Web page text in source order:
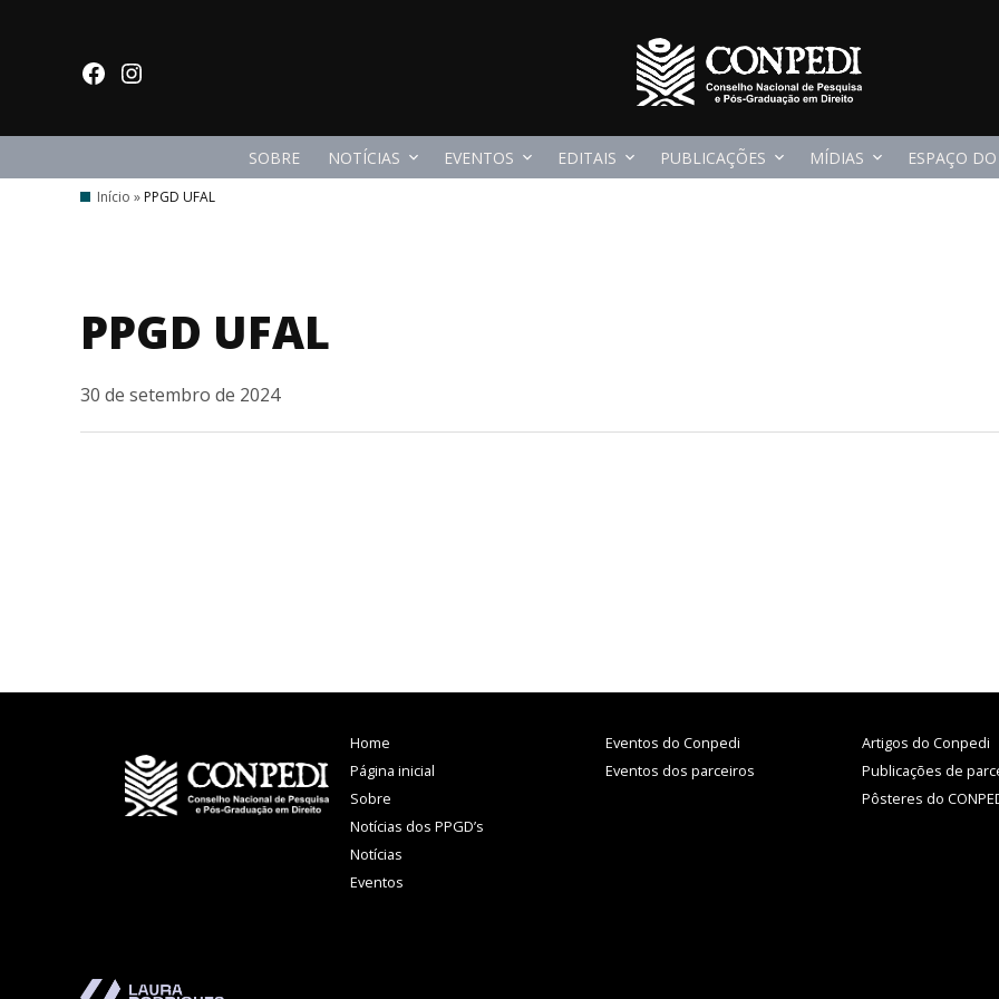
facebookInstagram
SOBRE NOTÍCIAS EVENTOS EDITAIS PUBLICAÇÕES MÍDIAS ESPAÇO
Início » PPGD UFAL
PPGD UFAL
30 de setembro de 2024
Home
Página inicial
Sobre
Notícias dos PPGD’s
Notícias
Eventos
Eventos do Conpedi
Eventos dos parceiros
Artigos do Conpedi
Publicações de
Pôsteres do